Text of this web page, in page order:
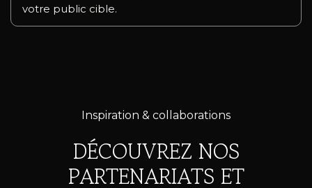
votre public cible.
Inspiration & collaborations
DÉCOUVREZ NOS
PARTENARIATS ET